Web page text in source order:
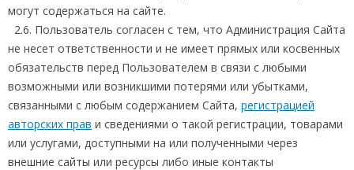
могут содержаться на сайте.
2.6. Пользователь согласен с тем, что Администрация Сайта
не несет ответственности и не имеет прямых или косвенных
обязательств перед Пользователем в связи с любыми
возможными или возникшими потерями или убытками,
связанными с любым содержанием Сайта, регистрацией
авторских прав и сведениями о такой регистрации, товарами
или услугами, доступными на или полученными через
внешние сайты или ресурсы либо иные контакты